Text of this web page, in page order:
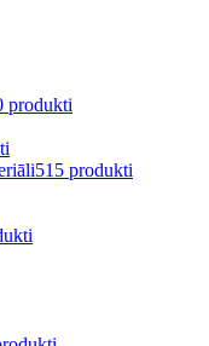
produkti
515 produkti